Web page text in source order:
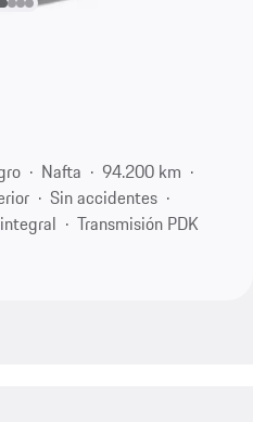
Nafta
94.200 km
Sin accidentes
Transmisión PDK